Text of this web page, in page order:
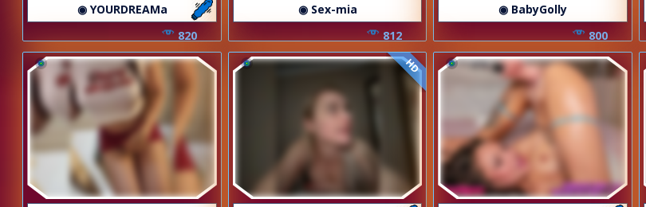
◉ YOURDREAMa
820
◉ Sex-mia
812
◉ BabyGolly
800
HD